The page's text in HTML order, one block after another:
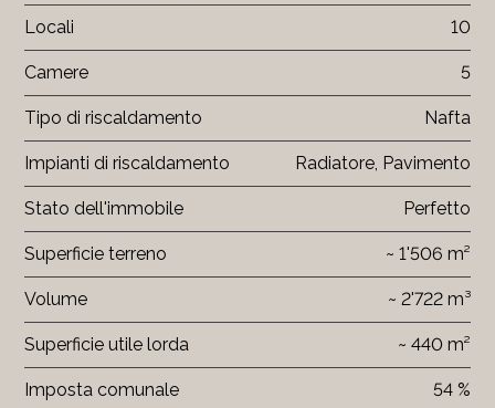
Locali 10
Camere 5
Tipo di riscaldamento Nafta
Impianti di riscaldamento Radiatore, Pavimento
Stato dell'immobile Perfetto
Superficie terreno ~ 1'506 m²
Volume ~ 2'722 m³
Superficie utile lorda ~ 440 m²
Imposta comunale 54 %